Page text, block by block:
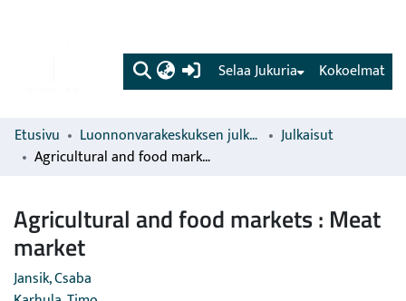
(current) Kokoelmat
Selaa Jukuria
Etusivu Luonnonvarakeskuksen julkaisut
Julkaisut
Agricultural and food markets : Meat market
Agricultural and food markets : Meat
market
Jansik, Csaba